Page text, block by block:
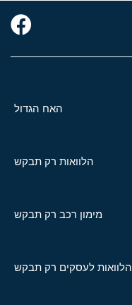
האח הגדול
הלוואות רק תבקש
מימון רכב רק תבקש
הלוואות לעסקים רק תבקש